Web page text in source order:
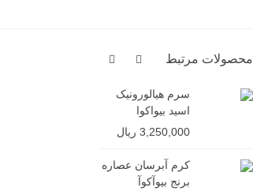
محصولات مرتبط
سرم هیالورونیک
اسید بیواکوا
3,250,000 ریال
کرم آبرسان عصاره
برنج بیوآکوآ